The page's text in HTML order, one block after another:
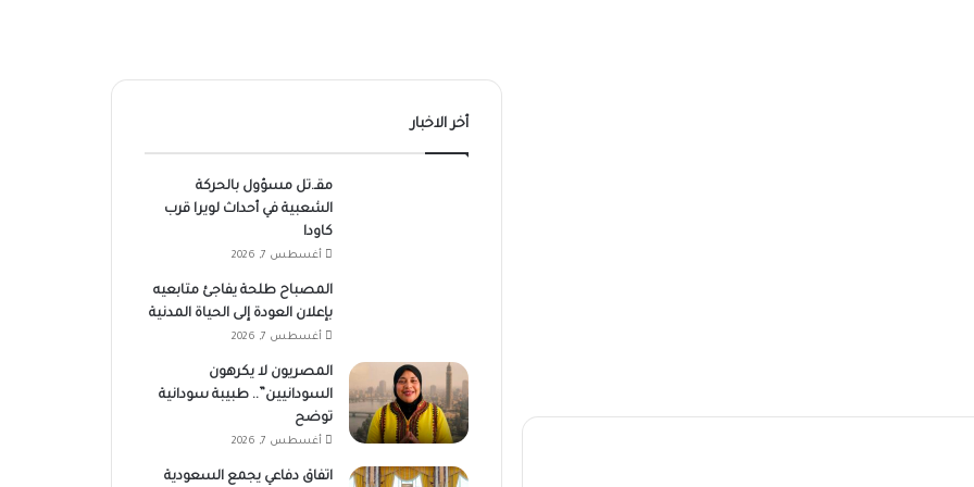
أخر الاخبار
مقـ.تل مسؤول بالحركة
الشعبية في أحداث لويرا قرب
كاودا
أغسطس 7, 2026
المصباح طلحة يفاجئ متابعيه
بإعلان العودة إلى الحياة المدنية
أغسطس 7, 2026
المصريون لا يكرهون
السودانيين”.. طبيبة سودانية
توضح
أغسطس 7, 2026
اتفاق دفاعي يجمع السعودية